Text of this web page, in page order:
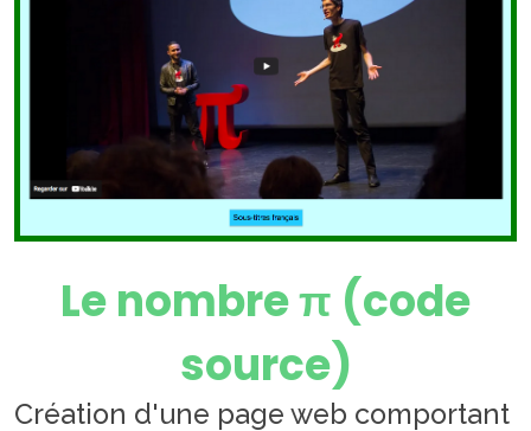
Le nombre π (code
source)
Création d'une page web comportant